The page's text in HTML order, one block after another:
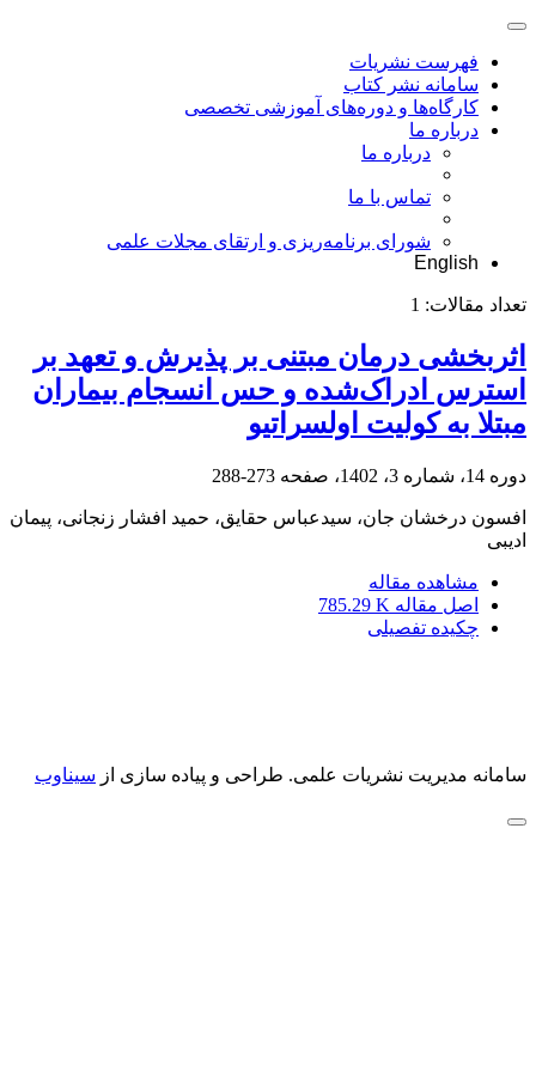
فهرست نشریات
سامانه نشر کتاب
کارگاه‌ها و دوره‌های آموزشی تخصصی
درباره ما
درباره ما
تماس با ما
شورای برنامه‌ریزی و ارتقای مجلات علمی
English
تعداد مقالات: 1
اثربخشی درمان مبتنی بر پذیرش و تعهد بر
استرس ادراک‌شده و حس انسجام بیماران
مبتلا به کولیت اولسراتیو
دوره 14، شماره 3، 1402، صفحه 273-288
افسون درخشان جان، سیدعباس حقایق، حمید افشار زنجانی، پیمان
ادیبی
مشاهده مقاله
اصل مقاله 785.29 K
چکیده تفصیلی
سامانه مدیریت نشریات علمی. طراحی و پیاده سازی از سیناوب